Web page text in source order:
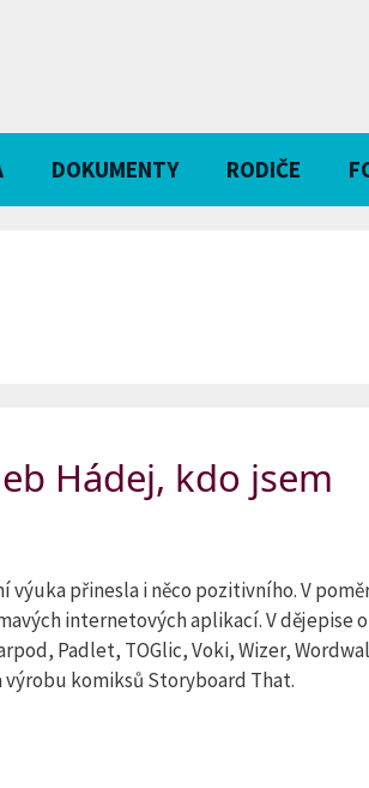
DOKUMENTY RODIČE
Hádej, kdo jsem
výuka přinesla i něco pozitivního. V
internetových aplikací. V dějepise
Padlet, TOGlic, Voki, Wizer,
komiksů Storyboard That.